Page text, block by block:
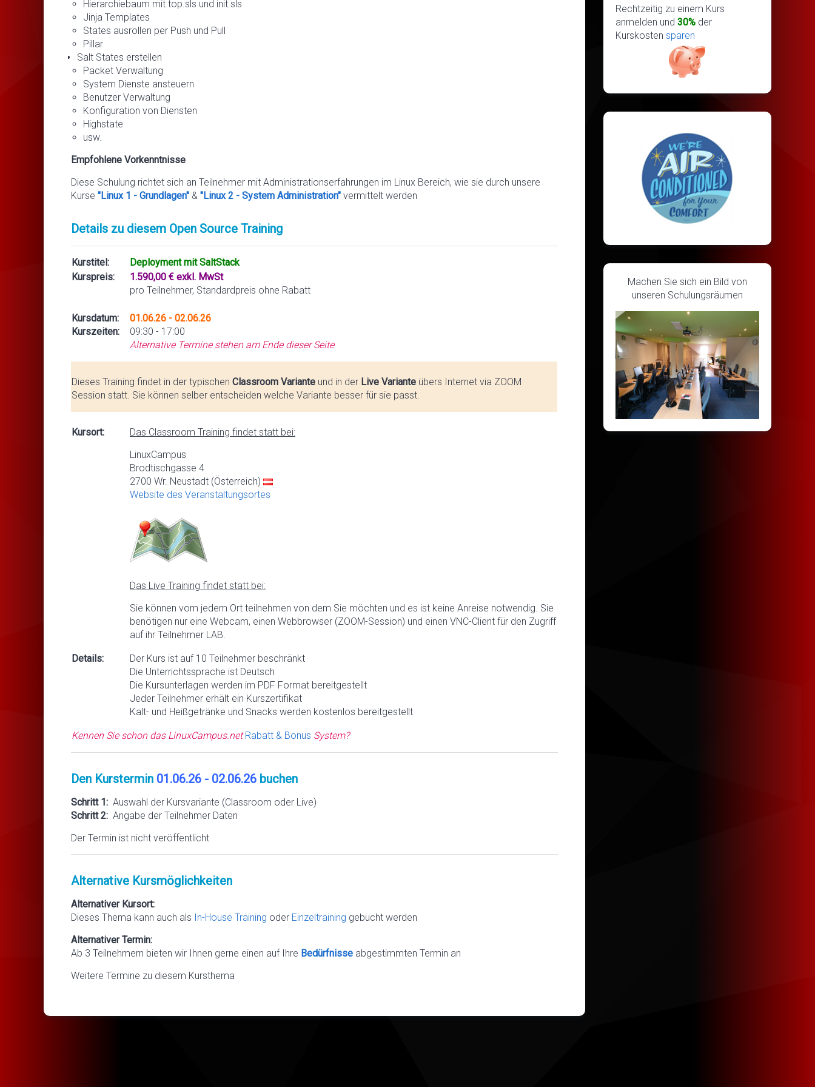
Hierarchiebaum mit top.sls und init.sls
Jinja Templates
States ausrollen per Push und Pull
Pillar
Salt States erstellen
Packet Verwaltung
System Dienste ansteuern
Benutzer Verwaltung
Konfiguration von Diensten
Highstate
usw.
Empfohlene Vorkenntnisse
Diese Schulung richtet sich an Teilnehmer mit Administrationserfahrungen im Linux Bereich, wie sie durch unsere
Kurse "Linux 1 - Grundlagen" & "Linux 2 - System Administration" vermittelt werden
Details zu diesem Open Source Training
Kurstitel:
Deployment mit SaltStack
Kurspreis:
1.590,00 € exkl. MwSt
pro Teilnehmer, Standardpreis ohne Rabatt
Kursdatum:
Kurszeiten:
01.06.26 - 02.06.26
09:30 - 17:00
Alternative Termine stehen am Ende dieser Seite
Dieses Training findet in der typischen Classroom Variante und in der Live Variante übers Internet via ZOOM
Session statt. Sie können selber entscheiden welche Variante besser für sie passt.
Kursort:
Das Classroom Training findet statt bei:
LinuxCampus
Brodtischgasse 4
2700 Wr. Neustadt (Österreich)
Website des Veranstaltungsortes
Das Live Training findet statt bei:
Sie können vom jedem Ort teilnehmen von dem Sie möchten und es ist keine Anreise notwendig. Sie
benötigen nur eine Webcam, einen Webbrowser (ZOOM-Session) und einen VNC-Client für den Zugriff
auf ihr Teilnehmer LAB.
Details:
Der Kurs ist auf 10 Teilnehmer beschränkt
Die Unterrichtssprache ist Deutsch
Die Kursunterlagen werden im PDF Format bereitgestellt
Jeder Teilnehmer erhält ein Kurszertifikat
Kalt- und Heißgetränke und Snacks werden kostenlos bereitgestellt
Kennen Sie schon das LinuxCampus.netRabatt & Bonus System?
Den Kurstermin 01.06.26 - 02.06.26 buchen
Schritt 1: Auswahl der Kursvariante (Classroom oder Live)
Schritt 2: Angabe der Teilnehmer Daten
Der Termin ist nicht veröffentlicht
Alternative Kursmöglichkeiten
Alternativer Kursort:
Dieses Thema kann auch als In-House Training oder Einzeltraining gebucht werden
Alternativer Termin:
Ab 3 Teilnehmern bieten wir Ihnen gerne einen auf Ihre Bedürfnisse abgestimmten Termin an
Weitere Termine zu diesem Kursthema
Rechtzeitig zu einem Kurs
anmelden und 30%der
Kurskosten sparen
Machen Sie sich ein Bild von
unseren Schulungsräumen